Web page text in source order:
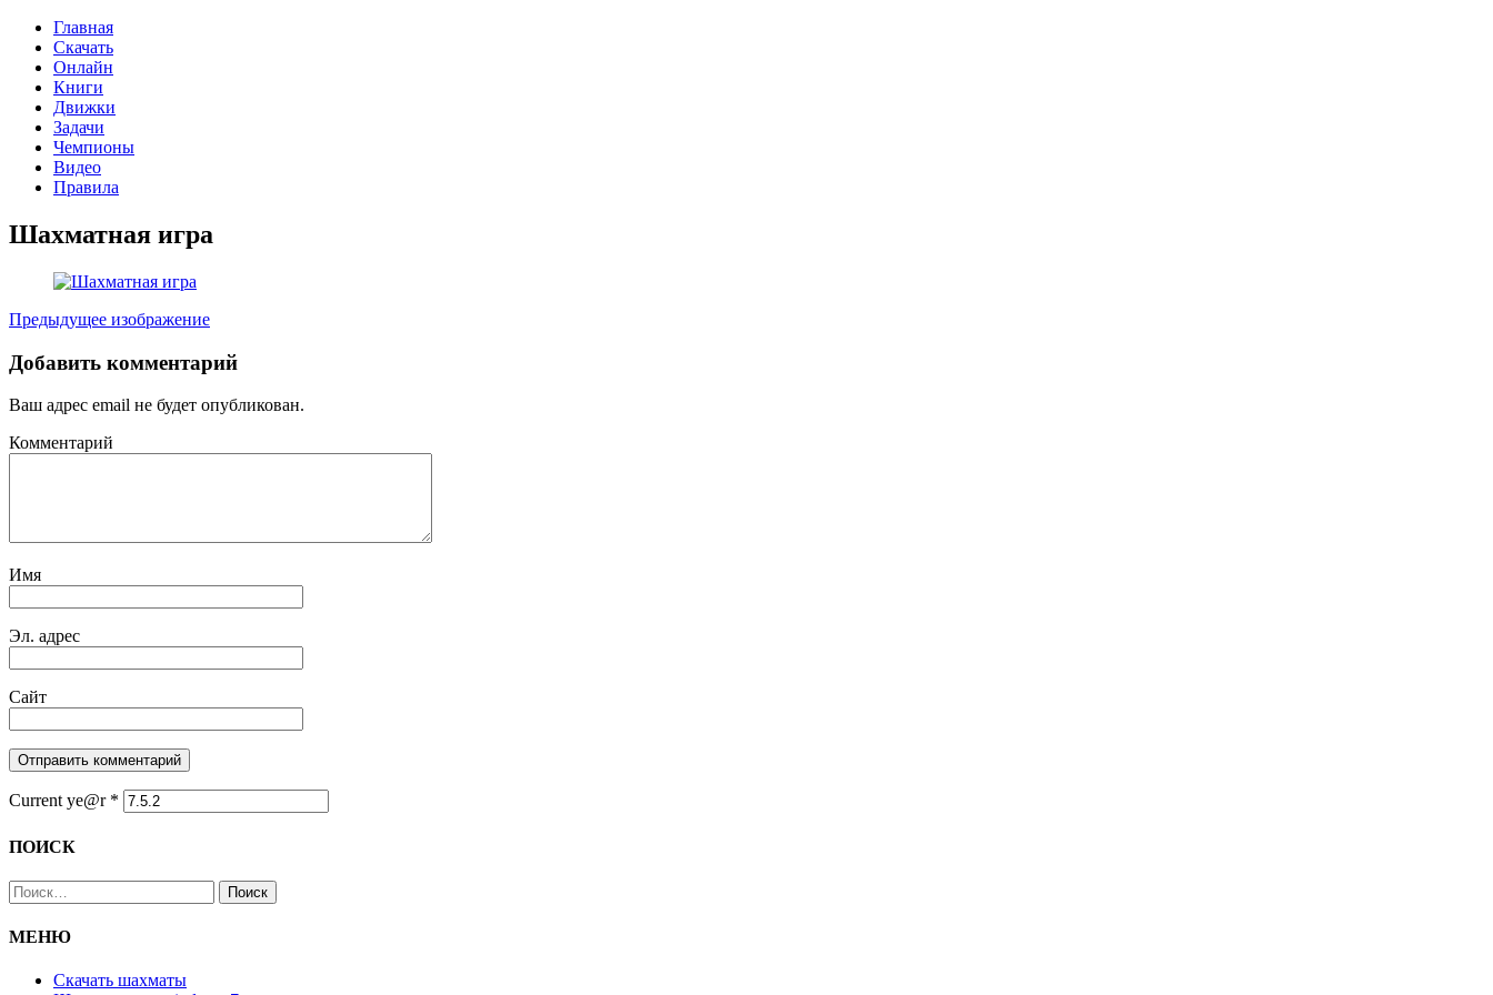
Главная
Скачать
Онлайн
Книги
Движки
Задачи
Чемпионы
Видео
Правила
Шахматная игра
Предыдущее изображение
Добавить комментарий
Ваш адрес email не будет опубликован.
Комментарий
Имя
Эл. адрес
Сайт
Current ye@r *
ПОИСК
Найти:
МЕНЮ
Скачать шахматы